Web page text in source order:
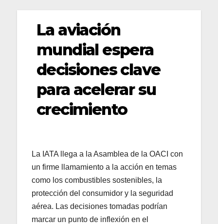
La aviación
mundial espera
decisiones clave
para acelerar su
crecimiento
La IATA llega a la Asamblea de la OACI con
un firme llamamiento a la acción en temas
como los combustibles sostenibles, la
protección del consumidor y la seguridad
aérea. Las decisiones tomadas podrían
marcar un punto de inflexión en el